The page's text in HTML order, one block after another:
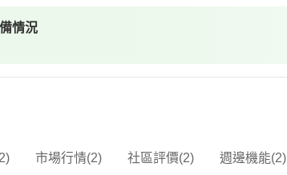
情況
市場行情(2) 社區評價(2) 週邊機能(2)